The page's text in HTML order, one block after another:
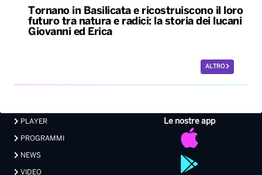
Tornano in Basilicata e ricostruiscono il loro
futuro tra natura e radici: la storia dei lucani
Giovanni ed Erica
ALTRO
Le nostre app
PLAYER
PROGRAMMI
NEWS
VIDEO